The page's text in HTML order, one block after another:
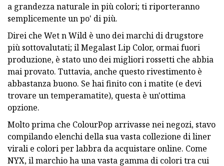
a grandezza naturale in più colori; ti riporteranno
semplicemente un po' di più.
Direi che Wet n Wild è uno dei marchi di drugstore
più sottovalutati; il Megalast Lip Color, ormai fuori
produzione, è stato uno dei migliori rossetti che abbia
mai provato. Tuttavia, anche questo rivestimento è
abbastanza buono. Se hai finito con i matite (e devi
trovare un temperamatite), questa è un'ottima
opzione.
Molto prima che ColourPop arrivasse nei negozi, stavo
compilando elenchi della sua vasta collezione di liner
virali e colori per labbra da acquistare online. Come
NYX, il marchio ha una vasta gamma di colori tra cui